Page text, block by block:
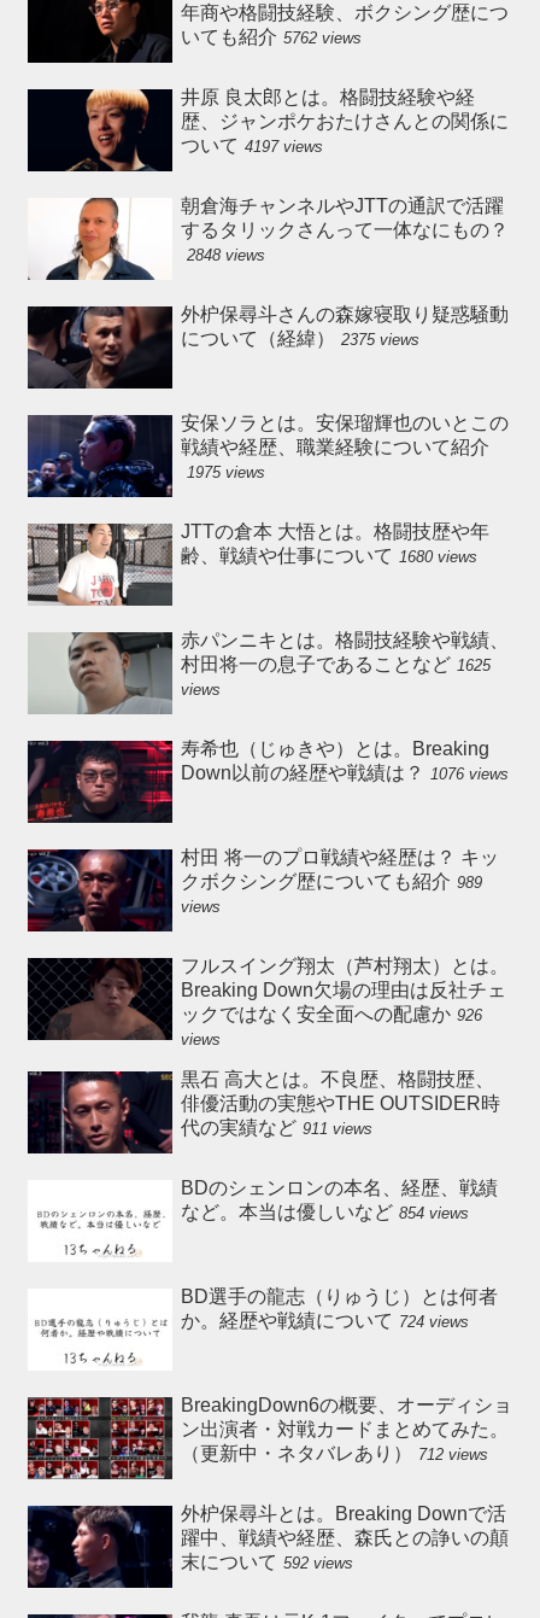
年商や格闘技経験、ボクシング歴につ
いても紹介 5762 views
井原 良太郎とは。格闘技経験や経
歴、ジャンポケおたけさんとの関係に
ついて 4197 views
朝倉海チャンネルやJTTの通訳で活躍
するタリックさんって一体なにもの？
2848 views
外枦保尋斗さんの森嫁寝取り疑惑騒動
について（経緯）
2375 views
安保ソラとは。安保瑠輝也のいとこの
戦績や経歴、職業経験について紹介
1975 views
JTTの倉本 大悟とは。格闘技歴や年
齢、戦績や仕事について 1680 views
赤パンニキとは。格闘技経験や戦績、
村田将一の息子であることなど 1625
views
寿希也（じゅきや）とは。Breaking
Down以前の経歴や戦績は？
1076 views
村田 将一のプロ戦績や経歴は？ キッ
クボクシング歴についても紹介 989
views
フルスイング翔太（芦村翔太）とは。
Breaking Down欠場の理由は反社チェ
ックではなく安全面への配慮か 926
views
黒石 高大とは。不良歴、格闘技歴、
俳優活動の実態やTHE OUTSIDER時
代の実績など 911 views
BDのシェンロンの本名、経歴、戦績
など。本当は優しいなど 854 views
BD選手の龍志（りゅうじ）とは何者
か。経歴や戦績について 724 views
BreakingDown6の概要、オーディショ
ン出演者・対戦カードまとめてみた。
（更新中・ネタバレあり）
712 views
外枦保尋斗とは。Breaking Downで活
躍中、戦績や経歴、森氏との諍いの顛
末について 592 views